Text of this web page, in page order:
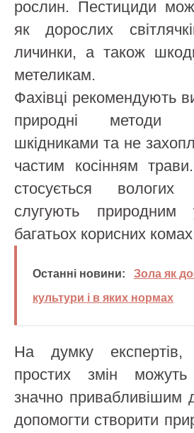
рослин. Пестициди
як дорослих
личинки, а також
метеликам.
Фахівці рекомендують
природні методи
шкідниками та не
частим косінням
стосується
слугують природним
багатьох корисних
Останні новини:
Зола як
культури і в яких нормах
На думку експертів,
простих змін
значно привабливішим
допомогти створити